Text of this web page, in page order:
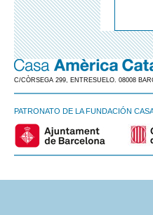
C/CÒRSEGA 299, ENTRESUELO. 08008
PATRONATO DE LA FUNDACIÓN